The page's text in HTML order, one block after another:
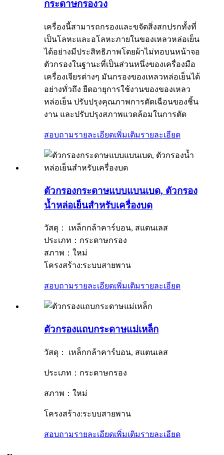
กระดาษกรองวง
เครื่องนี้สามารถกรองและขจัดสิ่งสกปรกทั้งที่
เป็นโลหะและอโลหะภายในของเหลวหล่อเย็น
ได้อย่างมีประสิทธิภาพโดยผ้าไม่ทอบนหน้าจอ
ตัวกรองในฐานะที่เป็นส่วนหนึ่งของเครื่องมือ
เครื่องเจียรต่างๆ มันกรองของเหลวหล่อเย็นได้
อย่างทั่วถึง ยืดอายุการใช้งานของของเหลว
หล่อเย็น ปรับปรุงคุณภาพการตัดเฉือนของชิ้น
งาน และปรับปรุงสภาพแวดล้อมในการตัด
สอบถามรายละเอียดเพิ่มเติมรายละเอียด
ตัวกรองกระดาษแบบแบนเบด, ตัวกรอง
น้ำหล่อเย็นสำหรับเครื่องบด
วัสดุ： เหล็กกล้าคาร์บอน, สแตนเลส
ประเภท：กระดาษกรอง
สภาพ：ใหม่
โครงสร้าง:ระบบสายพาน
สอบถามรายละเอียดเพิ่มเติมรายละเอียด
ตัวกรองแถบกระดาษแม่เหล็ก
วัสดุ： เหล็กกล้าคาร์บอน, สแตนเลส
ประเภท：กระดาษกรอง
สภาพ：ใหม่
โครงสร้าง:ระบบสายพาน
สอบถามรายละเอียดเพิ่มเติมรายละเอียด